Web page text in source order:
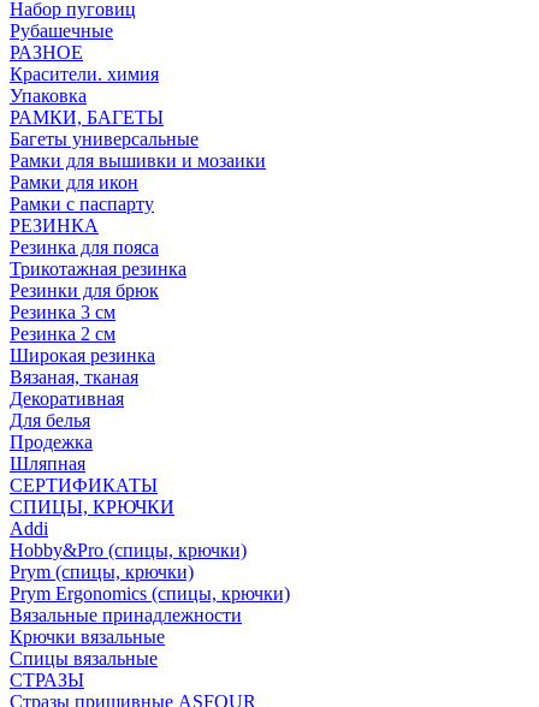
Набор пуговиц
Рубашечные
РАЗНОЕ
Красители. химия
Упаковка
РАМКИ, БАГЕТЫ
Багеты универсальные
Рамки для вышивки и мозаики
Рамки для икон
Рамки с паспарту
РЕЗИНКА
Резинка для пояса
Трикотажная резинка
Резинки для брюк
Резинка 3 см
Резинка 2 см
Широкая резинка
Вязаная, тканая
Декоративная
Для белья
Продежка
Шляпная
СЕРТИФИКАТЫ
СПИЦЫ, КРЮЧКИ
Addi
Hobby&Pro (спицы, крючки)
Prym (спицы, крючки)
Prym Ergonomics (спицы, крючки)
Вязальные принадлежности
Крючки вязальные
Спицы вязальные
СТРАЗЫ
Стразы пришивные ASFOUR